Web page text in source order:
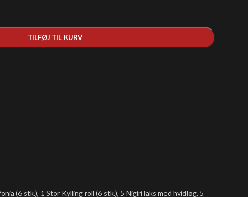
TILFØJ TIL KURV
(6 stk.), 1 Stor Kylling roll (6 stk.), 5 Nigiri laks med hvidløg, 5